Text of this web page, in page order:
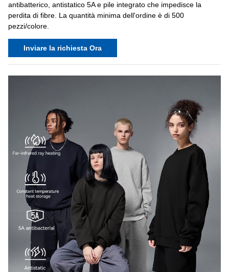
antibatterico, antistatico 5A e pile integrato che impedisce la
perdita di fibre. La quantità minima dell'ordine è di 500
pezzi/colore.
Inviare la richiesta Ora